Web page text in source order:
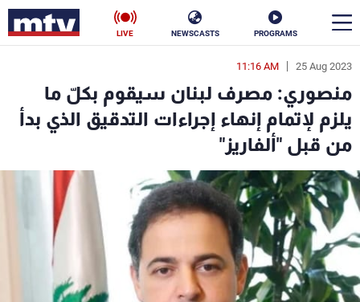
PROGRAMS
NEWSCASTS
LIVE
25 Aug 2023
11:16 AM
منصوري: مصرف لبنان سيقوم بكلّ ما
يلزم لإتمام إنهاء إجراءات التدقيق الذي بدأ
من قبل "ألفاريز"
en
الأخبار
سياسة
إقتصاد فن
منوعات رياضة
كأس العالم